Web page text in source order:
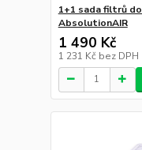
1+1 sada filtrů
AbsolutionAIR
1 490 Kč
1 231 Kč bez DPH